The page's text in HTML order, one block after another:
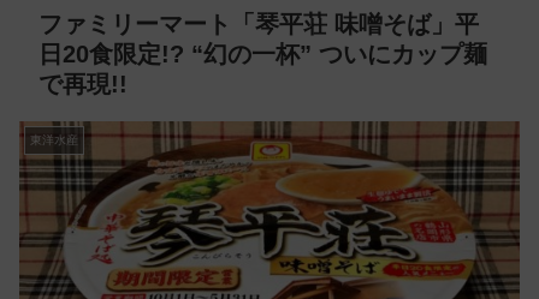
ファミリーマート「琴平荘 味噌そば」平
日20食限定!? “幻の一杯” ついにカップ麺
で再現!!
東洋水産